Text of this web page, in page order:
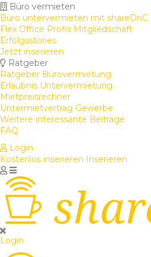
Büro vermieten
Büro untervermieten mit shareDnC
Flex Office Profis Mitgliedschaft
Erfolgsstories
Jetzt inserieren
Ratgeber
Ratgeber Bürovermietung
Erlaubnis Untervermietung
Mietpreisrechner
Untermietvertrag Gewerbe
Weitere interessante Beiträge
FAQ
Login
Kostenlos inserieren Inserieren
Login